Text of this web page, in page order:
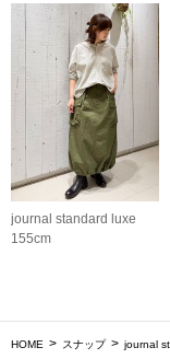
journal standard luxe
155cm
HOME スナップ journal